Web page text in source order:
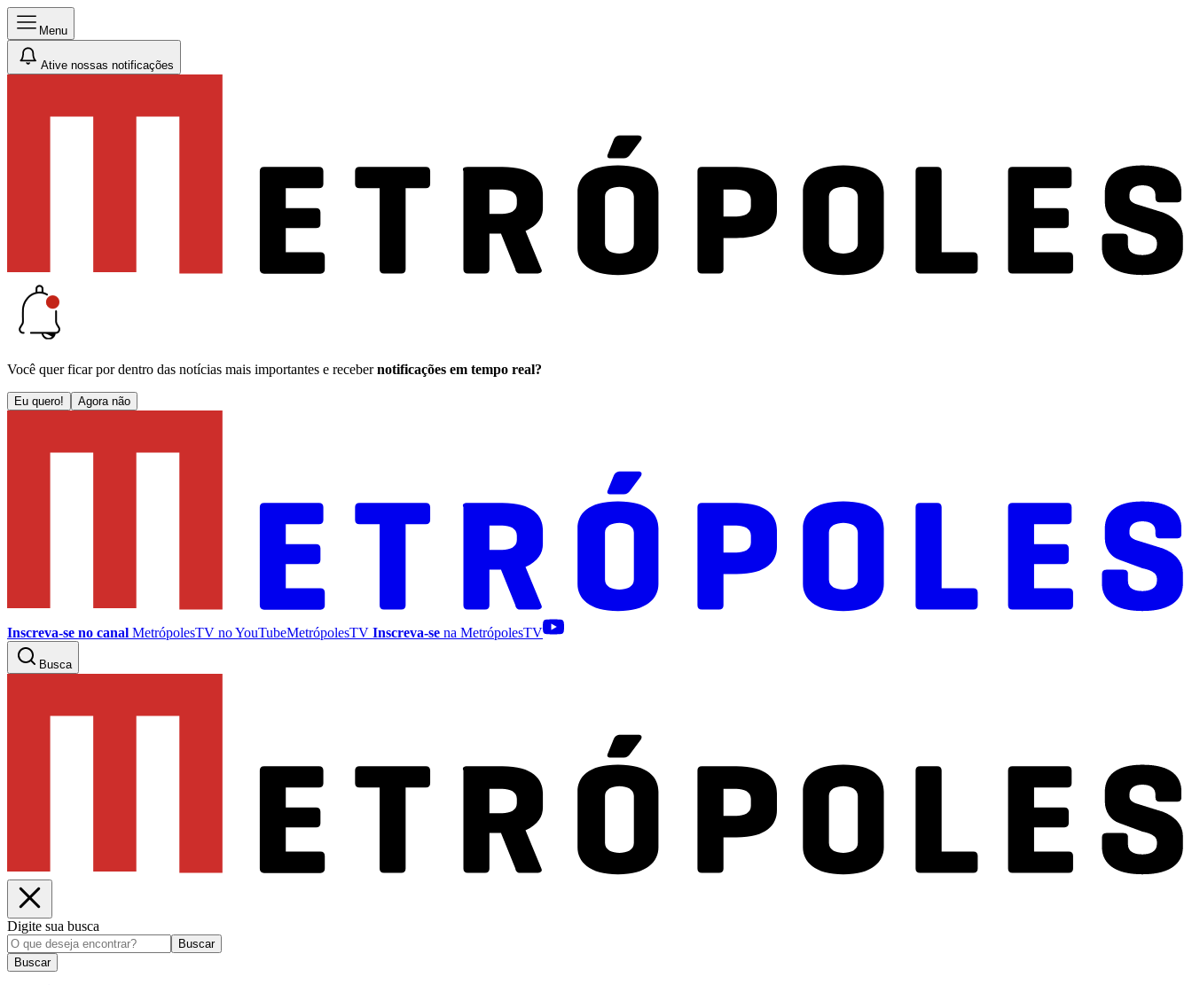
Menu
Ative nossas notificações
Você quer ficar por dentro das notícias mais importantes e receber notificações em tempo real?
Eu quero! Agora não
Inscreva-se no canal MetrópolesTV noYouTubeMetrópolesTV Inscreva-se na MetrópolesTV
Busca
Digite sua busca
Buscar
Buscar